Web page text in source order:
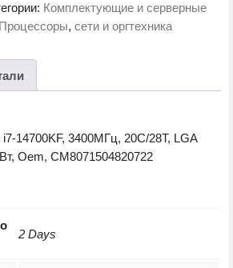
Комплектующие и серверные
Процессоры, сети и оргтехника
14700KF, 3400МГц, 20C/28T, LGA
Oem, CM8071504820722
2 Days